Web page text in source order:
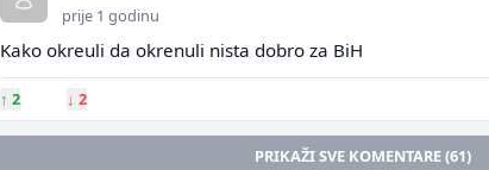
prije 1 godinu
Kako okreuli da okrenuli nista dobro za BiH
↑ 2 ↓ 2
PRIKAŽI SVE KOMENTARE (61)